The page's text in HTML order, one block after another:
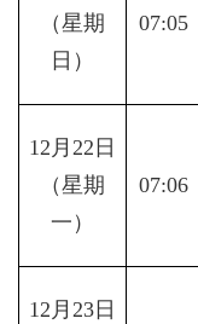
（星期
日）
07:05
12月22日
（星期
一）
07:06
12月23日